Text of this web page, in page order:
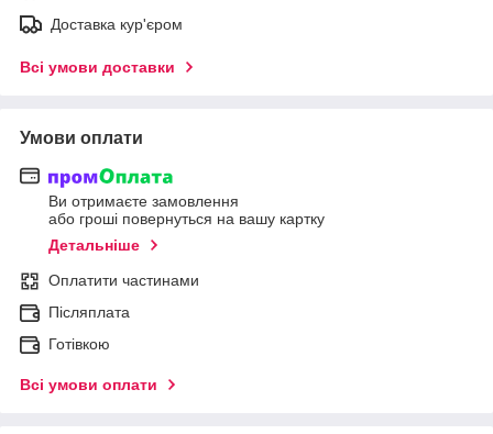
Доставка кур'єром
Всі умови доставки
Умови оплати
Ви отримаєте замовлення
або гроші повернуться на вашу картку
Детальніше
Оплатити частинами
Післяплата
Готівкою
Всі умови оплати